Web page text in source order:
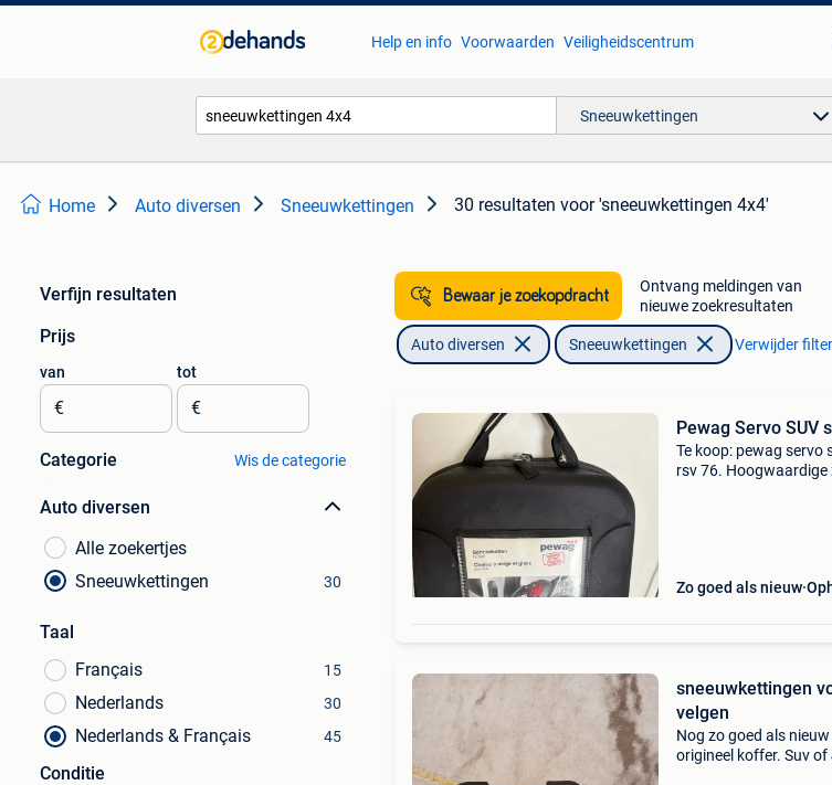
Help en info Voorwaarden Veiligheidscentrum
Sneeuwkettingen
Home Auto diversen Sneeuwkettingen 30 resultaten voor 'sneeuwkettingen 4x4'
Verfijn resultaten
Prijs
van
€
tot
€
Categorie Wis de categorie
Auto diversen
Alle zoekertjes
Sneeuwkettingen
30
Taal
Français
15
Nederlands 30
Nederlands & Français 45
Conditie
Bewaar je zoekopdracht
Ontvang meldingen van
nieuwe zoekresultaten
Auto diversen Sneeuwkettingen Verwijder
Pewag Servo SUV
Te koop: pewag servo
rsv 76.
Zo goed als nieuw
sneeuwkettingen
velgen
Nog zo goed als
origineel koffer. Suv